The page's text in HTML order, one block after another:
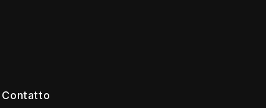
Contatto